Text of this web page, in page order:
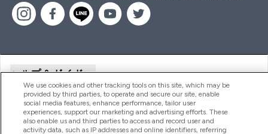
ヘルプ＆ガイド
商品について
We use cookies and other tracking tools on this site, which may be
provided by third parties, to operate and secure our site, enable
social media features, enhance performance, tailor user
experiences, support our marketing and advertising efforts. These
also enable us and third parties to access and record user and
activity data, such as IP addresses and online identifiers, referring